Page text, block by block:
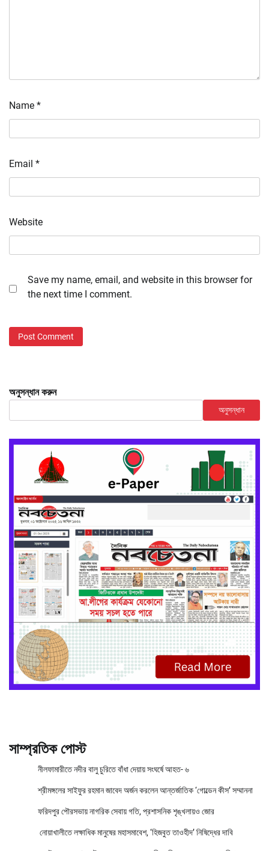
Name *
Email *
Website
Save my name, email, and website in this browser for
the next time I comment.
অনুসন্ধান করুন
অনুসন্ধান
সাম্প্রতিক পোস্ট
নীলফামারীতে নদীর বালু চুরিতে বাঁধা দেয়ায় সংঘর্ষে আহত- ৬
শ্রীমঙ্গলের সাইফুর রহমান জাবেদ অর্জন করলেন আন্তর্জাতিক ‘গোল্ডেন কীস’ সম্মাননা
ফরিদপুর পৌরসভায় নাগরিক সেবায় গতি, প্রশাসনিক শৃঙ্খলায়ও জোর
নোয়াখালীতে লক্ষাধিক মানুষের মহাসমাবেশ, ‘হিজবুত তাওহীদ’ নিষিদ্ধের দাবি